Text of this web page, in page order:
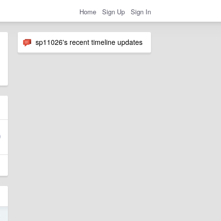
Home Sign Up Sign In
sp11026's recent timeline updates